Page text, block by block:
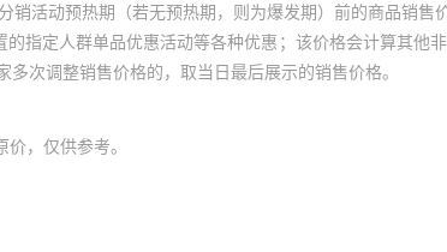
销活动预热期（若无预热期，则为爆发期）前的商品销售
指定人群单品优惠活动等各种优惠；该价格会计算其他
次调整销售价格的，取当日最后展示的销售价格。
，仅供参考。